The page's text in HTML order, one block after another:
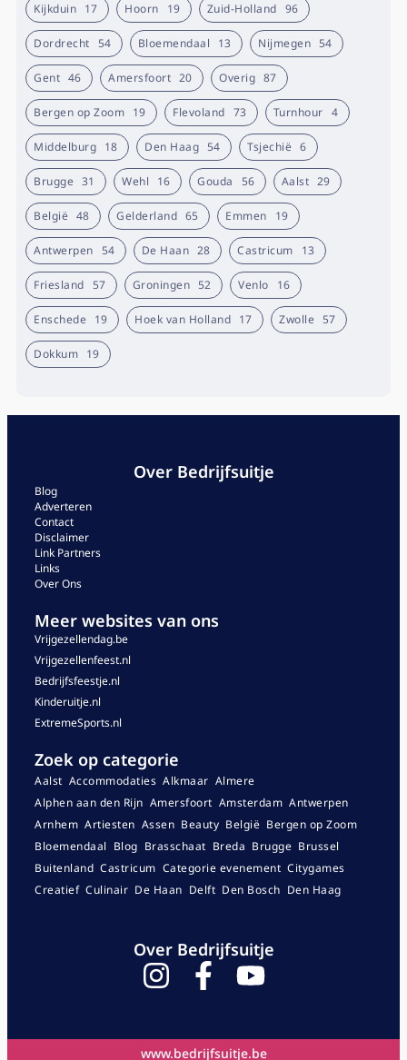
Kijkduin 17 Hoorn 19 Zuid-Holland 96
Dordrecht 54 Bloemendaal 13 Nijmegen 54
Gent 46 Amersfoort 20 Overig 87
Bergen op Zoom 19 Flevoland 73 Turnhour 4
Middelburg 18 Den Haag 54 Tsjechië 6
Brugge 31 Wehl 16 Gouda 56 Aalst 29
België 48 Gelderland 65 Emmen 19
Antwerpen 54 De Haan 28 Castricum 13
Friesland 57 Groningen 52 Venlo 16
Enschede 19 Hoek van Holland 17 Zwolle 57
Dokkum 19
Over Bedrijfsuitje
Blog
Adverteren
Contact
Disclaimer
Link Partners
Links
Over Ons
Meer websites van ons
Vrijgezellendag.be
Vrijgezellenfeest.nl
Bedrijfsfeestje.nl
Kinderuitje.nl
ExtremeSports.nl
Zoek op categorie
Aalst Accommodaties Alkmaar Almere
Alphen aan den Rijn Amersfoort Amsterdam Antwerpen
Arnhem Artiesten Assen Beauty België Bergen op Zoom
Bloemendaal Blog Brasschaat Breda Brugge Brussel
Buitenland Castricum Categorie evenement Citygames
Creatief Culinair De Haan Delft Den Bosch Den Haag
Over Bedrijfsuitje
www.bedrijfsuitje.be